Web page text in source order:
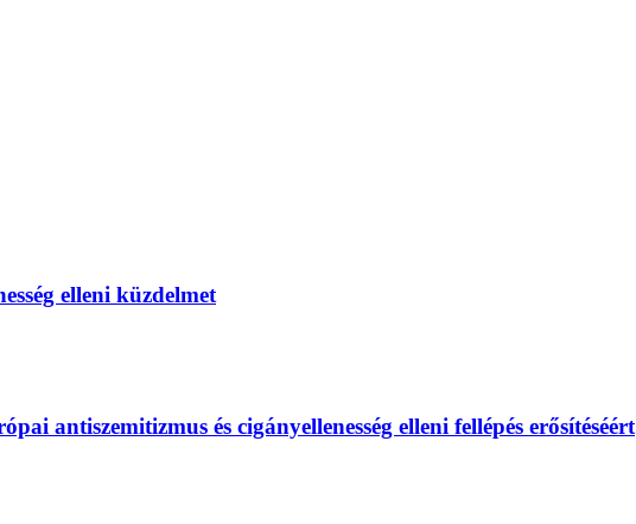
elleni küzdelmet
antiszemitizmus és cigányellenesség elleni fellépés erősítéséért